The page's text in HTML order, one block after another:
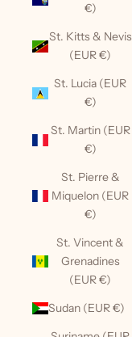
€)
St. Kitts & Nevis
(EUR €)
St. Lucia (EUR
€)
St. Martin (EUR
€)
St. Pierre &
Miquelon (EUR
€)
St. Vincent &
Grenadines
(EUR €)
Sudan (EUR €)